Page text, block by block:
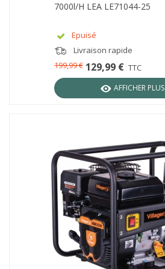
7000l/h LEA LE71044-25
Epuisé
Livraison rapide
129,99 € TTC
199,99 €
AFFICHER PLUS